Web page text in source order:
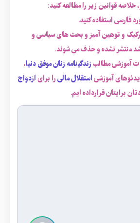
قوانین زیر را مطالعه کنید:
فارسی استفاده کنید.
رکیک و توهین آمیز و بحث های سیاسی و
منتشر نشده و حذف می شوند.
آموزشی مطالبزندگینامه زنان موفق دنیا،
آموزشیاستقلال مالیرا برایازدواج
برایتان قرارداده ایم.